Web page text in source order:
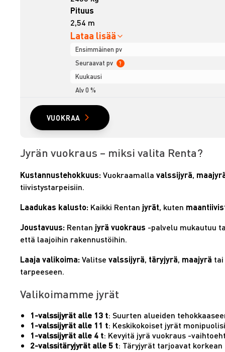
Pituus
2,54 m
Lataa lisää
Ensimmäinen pv
Seuraavat pv
?
Kuukausi
Alv 0 %
VUOKRAA
Jyrän vuokraus – miksi valita Renta?
Kustannustehokkuus: Vuokraamalla valssijyrä,
tiivistystarpeisiin.
Laadukas kalusto: Kaikki Rentan jyrät, kuten
Joustavuus: Rentan jyrä vuokraus -palvelu mukautuu
että laajoihin rakennustöihin.
Laaja valikoima: Valitse valssijyrä, täryjyrä, maajyrä
tarpeeseen.
Valikoimamme jyrät
1-valssijyrät alle 13 t: Suurten alueiden
1-valssijyrät alle 11 t: Keskikokoiset jyrät
1-valssijyrät alle 4 t: Kevyitä jyrä vuokraus -
2-valssitäryjyrät alle 5 t: Täryjyrät tarjoavat